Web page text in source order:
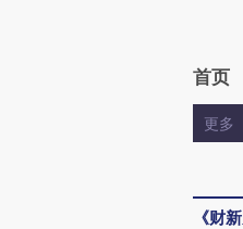
首页
更多
《财